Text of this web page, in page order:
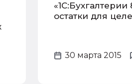
«1С:Бухгалтерии
остатки для
30 марта 2015